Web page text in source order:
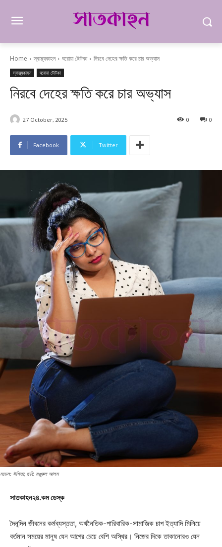
Home স্বাস্থ্যকাহন ঘরোয়া টোটকা নিরবে দেহের ক্ষতি করে চার অভ্যাস
স্বাস্থ্যকাহন ঘরোয়া টোটকা
নিরবে দেহের ক্ষতি করে চার অভ্যাস
27 October, 2025 0
0
Facebook Twitter
মডেল: ঈশিতা; ছবি: মঞ্জুরুল আলম
সাতকাহন২৪.কম ডেস্ক
দৈনন্দিন জীবনের কর্মব্যস্ততা, অর্থনৈতিক-পারিবারিক-সামাজিক চাপ ইত্যাদি মিলিয়ে
বর্তমান সময়ের মানুষ যেন আগের চেয়ে বেশি অস্থির। নিজের দিকে তাকানোরও যেন